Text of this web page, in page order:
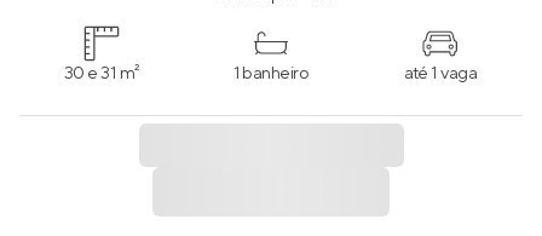
30 e 31 m² 1 banheiro até 1 vaga